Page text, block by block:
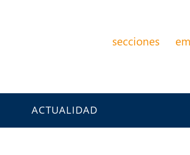
secciones
ACTUALIDAD